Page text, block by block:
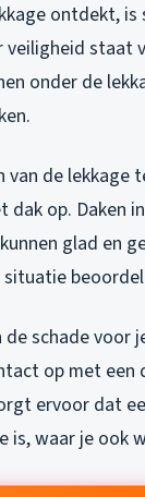
ontdekt, is
veiligheid staat
onder de
van de lekkage
dak op. Daken
glad en
de schade voor
op met een
ervoor dat
is, waar je ook